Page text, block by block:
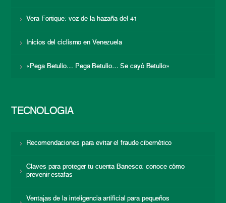
Vera Fortique: voz de la hazaña del 41
Inicios del ciclismo en Venezuela
«Pega Betulio… Pega Betulio… Se cayó Betulio»
TECNOLOGÍA
Recomendaciones para evitar el fraude cibernético
Claves para proteger tu cuenta Banesco: conoce cómo
prevenir estafas
Ventajas de la inteligencia artificial para pequeños